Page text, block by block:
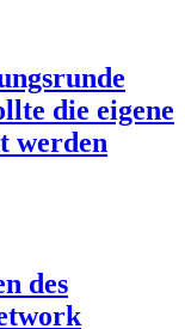
die eigene
werden
des